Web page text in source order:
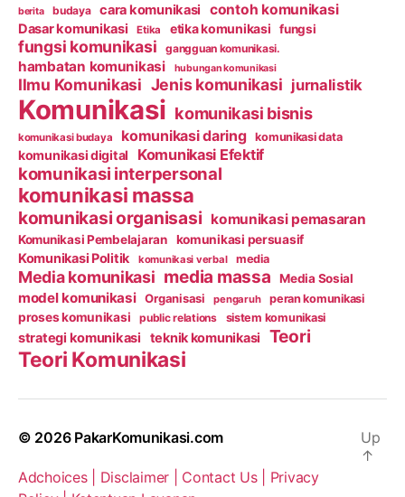
berita budaya cara komunikasi contoh komunikasi
Dasar komunikasi Etika etika komunikasi fungsi
fungsi komunikasi gangguan komunikasi.
hambatan komunikasi hubungan komunikasi
Ilmu Komunikasi Jenis komunikasi jurnalistik
Komunikasi komunikasi bisnis
komunikasi budaya komunikasi daring komunikasi data
komunikasi digital Komunikasi Efektif
komunikasi interpersonal
komunikasi massa
komunikasi organisasi komunikasi pemasaran
Komunikasi Pembelajaran komunikasi persuasif
Komunikasi Politik komunikasi verbal media
Media komunikasi media massa Media Sosial
model komunikasi Organisasi pengaruh peran komunikasi
proses komunikasi public relations sistem komunikasi
strategi komunikasi teknik komunikasi Teori
Teori Komunikasi
© 2026 PakarKomunikasi.com
Adchoices | Disclaimer | Contact Us | Privacy
Up
↑